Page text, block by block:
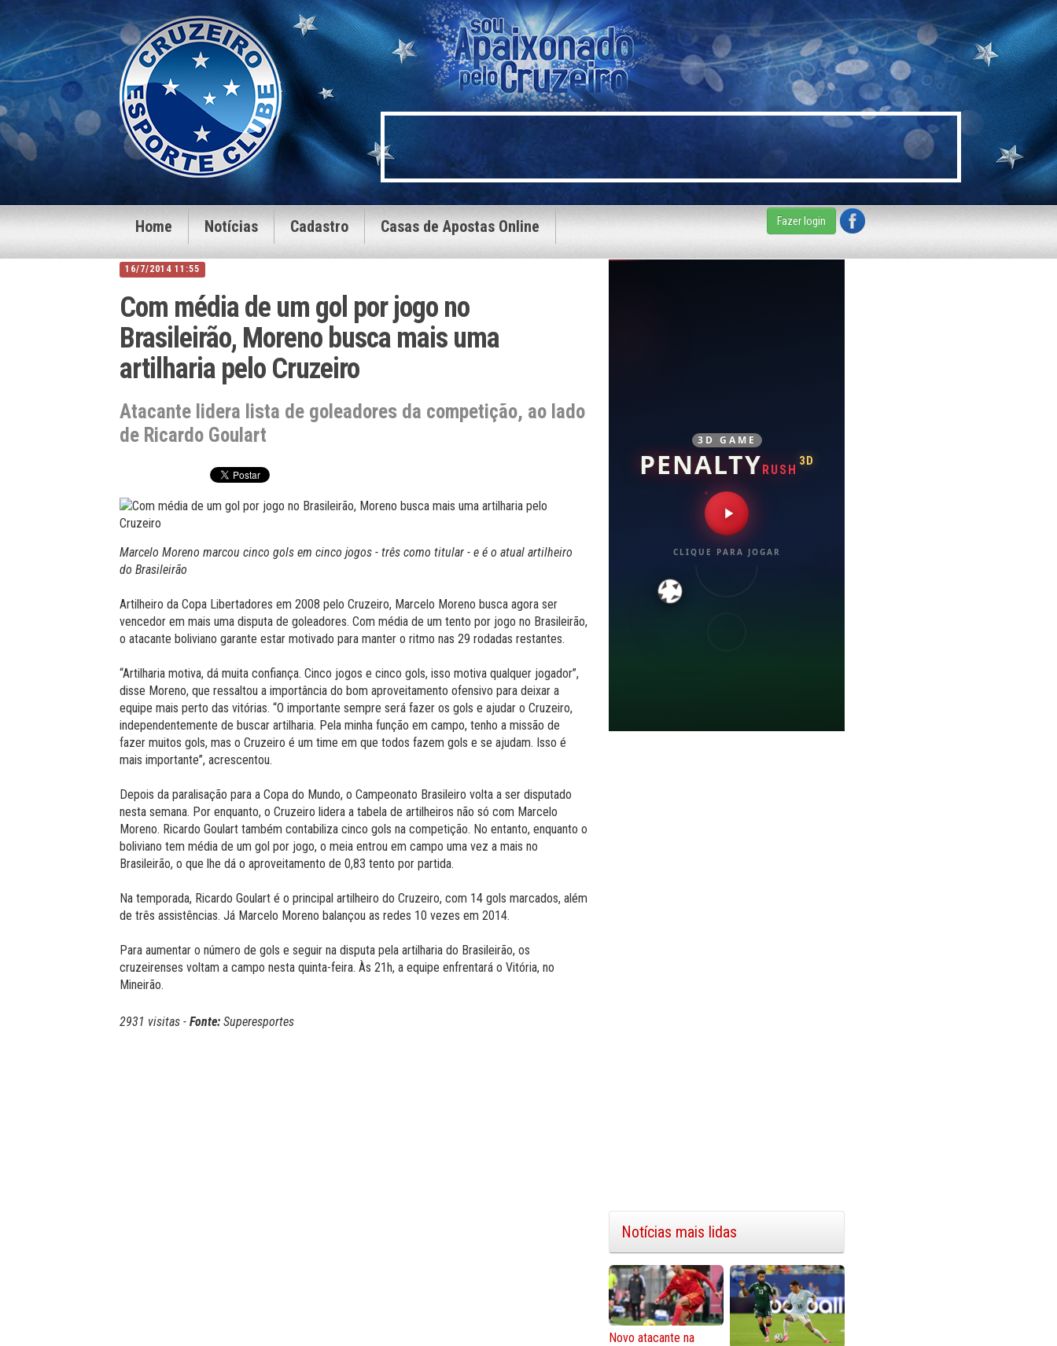
Home Notícias Cadastro Casas de Apostas Online Fazer login
16/7/2014 11:55
Com média de um gol por jogo no
Brasileirão, Moreno busca mais uma
artilharia pelo Cruzeiro
Atacante lidera lista de goleadores da competição, ao lado
de Ricardo Goulart
Marcelo Moreno marcou cinco gols em cinco jogos - três como titular - e é o atual artilheiro
do Brasileirão
Artilheiro da Copa Libertadores em 2008 pelo Cruzeiro, Marcelo Moreno busca agora ser
vencedor em mais uma disputa de goleadores. Com média de um tento por jogo no Brasileirão,
o atacante boliviano garante estar motivado para manter o ritmo nas 29 rodadas restantes.
“Artilharia motiva, dá muita confiança. Cinco jogos e cinco gols, isso motiva qualquer jogador”,
disse Moreno, que ressaltou a importância do bom aproveitamento ofensivo para deixar a
equipe mais perto das vitórias. “O importante sempre será fazer os gols e ajudar o Cruzeiro,
independentemente de buscar artilharia. Pela minha função em campo, tenho a missão de
fazer muitos gols, mas o Cruzeiro é um time em que todos fazem gols e se ajudam. Isso é
mais importante”, acrescentou.
Depois da paralisação para a Copa do Mundo, o Campeonato Brasileiro volta a ser disputado
nesta semana. Por enquanto, o Cruzeiro lidera a tabela de artilheiros não só com Marcelo
Moreno. Ricardo Goulart também contabiliza cinco gols na competição. No entanto, enquanto o
boliviano tem média de um gol por jogo, o meia entrou em campo uma vez a mais no
Brasileirão, o que lhe dá o aproveitamento de 0,83 tento por partida.
Na temporada, Ricardo Goulart é o principal artilheiro do Cruzeiro, com 14 gols marcados, além
de três assistências. Já Marcelo Moreno balançou as redes 10 vezes em 2014.
Para aumentar o número de gols e seguir na disputa pela artilharia do Brasileirão, os
cruzeirenses voltam a campo nesta quinta-feira. Às 21h, a equipe enfrentará o Vitória, no
Mineirão.
2931 visitas - Fonte: Superesportes
3D GAME
PENALTYRUSH
3D
CLIQUE PARA JOGAR
Notícias mais lidas
Novo atacante na